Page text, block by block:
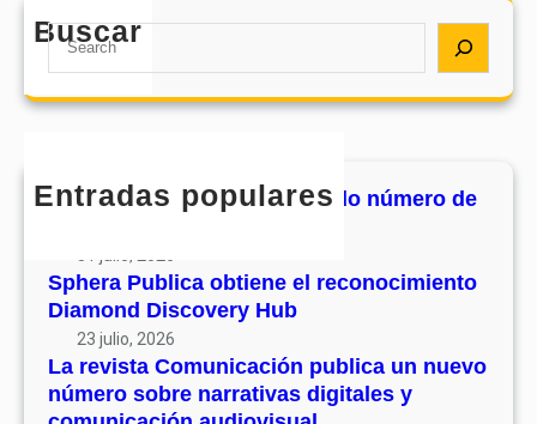
Buscar
S
a
h
Entradas populares
MHJournal publica el segundo número de
Sphera Publica obtiene el reconocimiento
Diamond Discovery Hub
23 julio, 2026
La revista Comunicación publica un nuevo
número sobre narrativas digitales y